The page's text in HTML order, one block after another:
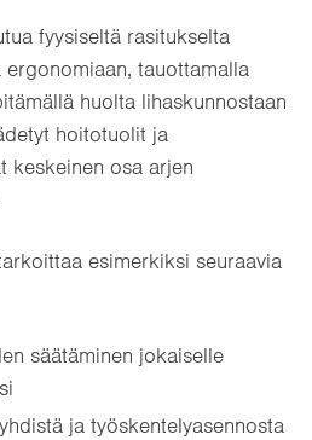
fyysiseltä rasitukselta
tauottamalla
huolta lihaskunnostaan
hoitotuolit ja
keskeinen osa arjen
esimerkiksi seuraavia
säätäminen jokaiselle
ja työskentelyasennosta